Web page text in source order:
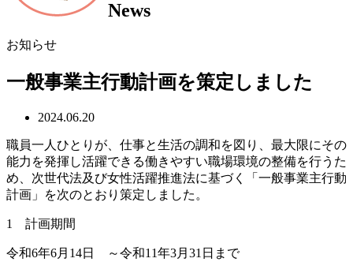
News
お知らせ
一般事業主行動計画を策定しました
2024.06.20
職員一人ひとりが、仕事と生活の調和を図り、最大限にその
能力を発揮し活躍できる働きやすい職場環境の整備を行うた
め、次世代法及び女性活躍推進法に基づく「一般事業主行動
計画」を次のとおり策定しました。
1 計画期間
令和6年6月14日 ～令和11年3月31日まで